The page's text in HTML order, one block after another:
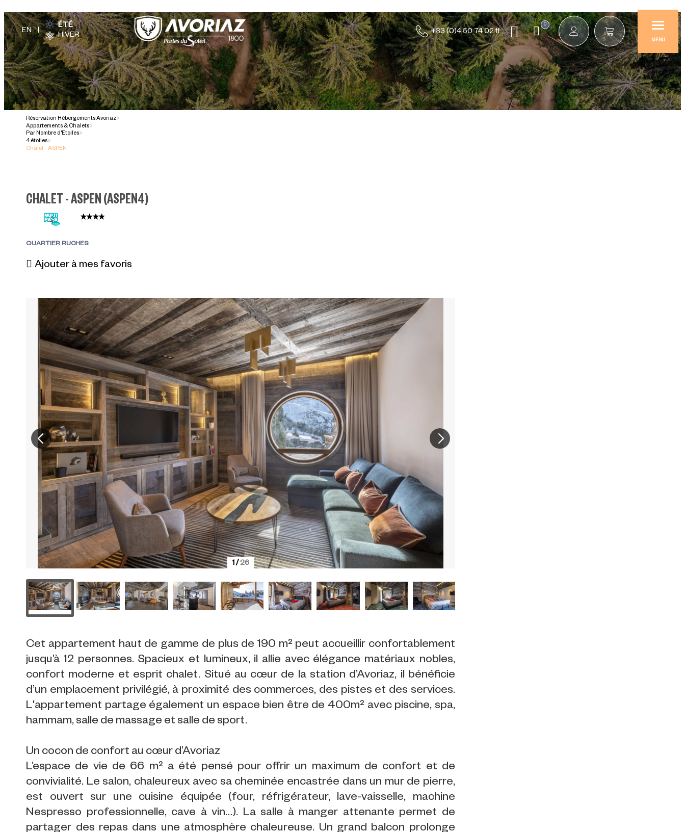
ÉTÉ
HIVER
+33 (0)4 50 74 02 11
0
MENU
Réservation Hébergements Avoriaz>
Appartements & Chalets>
Par Nombre d'Etoiles>
4 étoiles>
Chalet - ASPEN
CHALET - ASPEN(ASPEN4)
QUARTIER RUCHES
Ajouter à mes favoris
1/26
Cet appartement haut de gamme de plus de 190 m² peut accueillir confortablement
jusqu’à 12 personnes. Spacieux et lumineux, il allie avec élégance matériaux nobles,
confort moderne et esprit chalet. Situé au cœur de la station d’Avoriaz, il bénéficie
d’un emplacement privilégié, à proximité des commerces, des pistes et des services.
L'appartement partage également un espace bien être de 400m² avec piscine, spa,
hammam, salle de massage et salle de sport.
Un cocon de confort au cœur d’Avoriaz
L’espace de vie de 66 m² a été pensé pour offrir un maximum de confort et de
convivialité. Le salon, chaleureux avec sa cheminée encastrée dans un mur de pierre,
est ouvert sur une cuisine équipée (four, réfrigérateur, lave-vaisselle, machine
Nespresso professionnelle, cave à vin…). La salle à manger attenante permet de
partager des repas dans une atmosphère chaleureuse. Un grand balcon prolonge